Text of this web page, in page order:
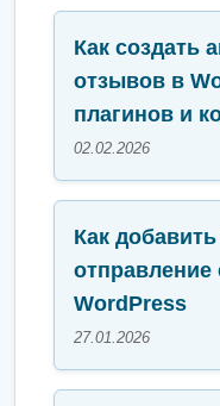
Как создать
отзывов в
плагинов и
02.02.2026
Как
WordPress
27.01.2026